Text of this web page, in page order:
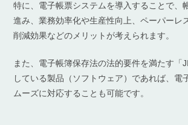
特に、電子帳票システムを導入することで、
進み、業務効率化や生産性向上、ペーパーレ
削減効果などのメリットが考えられます。
また、電子帳簿保存法の法的要件を満たす「
している製品（ソフトウェア）であれば、電
ムーズに対応することも可能です。